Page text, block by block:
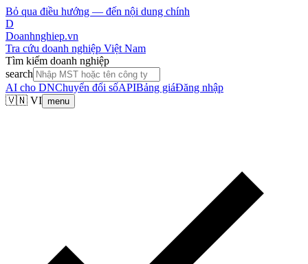
Bỏ qua điều hướng — đến nội dung chính
D
Doanhnghiep.vn
Tra cứu doanh nghiệp Việt Nam
Tìm kiếm doanh nghiệp
search
AI cho DNChuyển đổi sốAPIBảng giáĐăng nhập
🇻🇳 VI menu